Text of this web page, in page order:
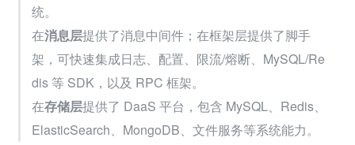
统。
在消息层提供了消息中间件；在框架层提供了脚手
架，可快速集成日志、配置、限流/熔断、MySQL/Re
dis 等 SDK，以及 RPC 框架。
在存储层提供了 DaaS 平台，包含 MySQL、Redis、
ElasticSearch、MongoDB、文件服务等系统能力。